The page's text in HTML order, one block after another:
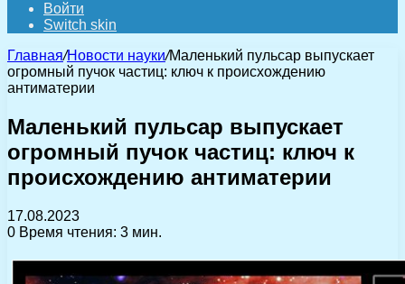
Войти
Switch skin
Главная/Новости науки/Маленький пульсар выпускает
огромный пучок частиц: ключ к происхождению
антиматерии
Маленький пульсар выпускает
огромный пучок частиц: ключ к
происхождению антиматерии
17.08.2023
0 Время чтения: 3 мин.